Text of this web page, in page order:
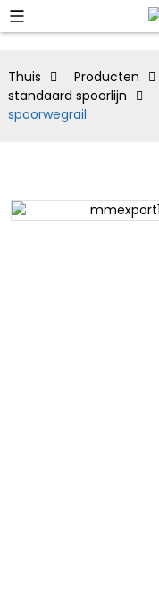
Thuis Producten
standaard spoorlijn
spoorwegrail